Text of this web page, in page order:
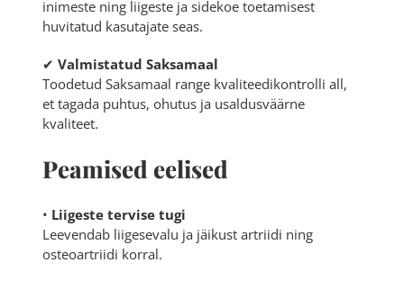
inimeste ning liigeste ja sidekoe toetamisest
huvitatud kasutajate seas.
✔ Valmistatud Saksamaal
Toodetud Saksamaal range kvaliteedikontrolli all,
et tagada puhtus, ohutus ja usaldusväärne
kvaliteet.
Peamised eelised
• Liigeste tervise tugi
Leevendab liigesevalu ja jäikust artriidi ning
osteoartriidi korral.